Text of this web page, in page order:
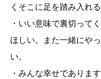
くそこに足を踏み入れ
・いい意味で裏切って
ほしい。また一緒にや
い。
・みんな幸せでありま